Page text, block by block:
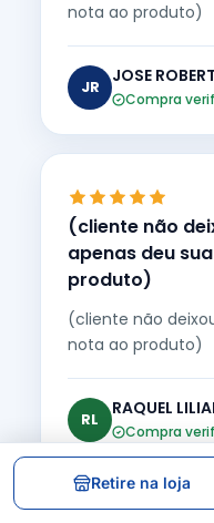
nota ao produto)
JR
JOSE
Compra
(cliente não
apenas deu
produto)
(cliente não
nota ao produto)
RL
RAQUEL
Compra
Retire na loja